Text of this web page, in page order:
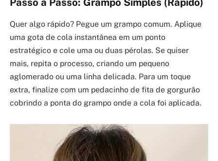
Passo a Passo: Grampo Simples (Rápido)
Quer algo rápido? Pegue um grampo comum. Aplique
uma gota de cola instantânea em um ponto
estratégico e cole uma ou duas pérolas. Se quiser
mais, repita o processo, criando um pequeno
aglomerado ou uma linha delicada. Para um toque
extra, finalize com um pedacinho de fita de gorgurão
cobrindo a ponta do grampo onde a cola foi aplicada.